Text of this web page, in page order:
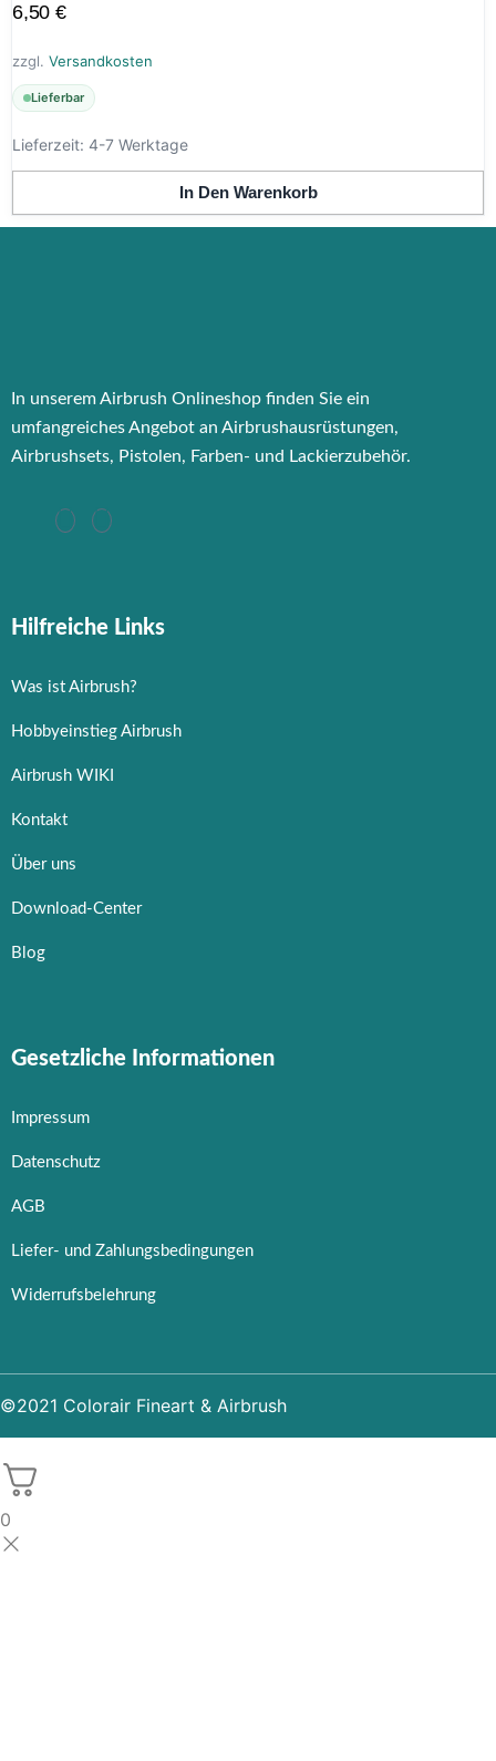
6,50€
zzgl. Versandkosten
Lieferbar
Lieferzeit: 4-7 Werktage
In Den Warenkorb
In unserem Airbrush Onlineshop finden Sie ein
umfangreiches Angebot an Airbrushausrüstungen,
Airbrushsets, Pistolen, Farben- und Lackierzubehör.
Hilfreiche Links
Was ist Airbrush?
Hobbyeinstieg Airbrush
Airbrush WIKI
Kontakt
Über uns
Download-Center
Blog
Gesetzliche Informationen
Impressum
Datenschutz
AGB
Liefer- und Zahlungsbedingungen
Widerrufsbelehrung
©2021 Colorair Fineart & Airbrush
0